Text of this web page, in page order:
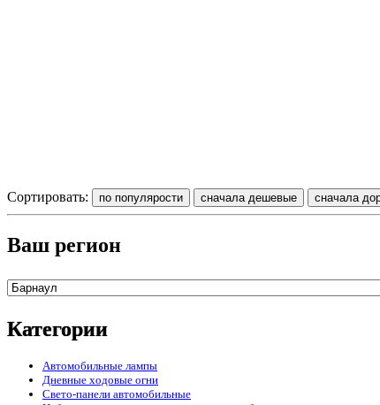
Сортировать:
Ваш регион
Категории
Автомобильные лампы
Дневные ходовые огни
Свето-панели автомобильные